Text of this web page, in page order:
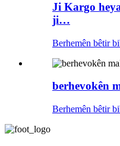
Ji Kargo
ji…
Berhemên bêtir
berhevokên
Berhemên bêtir